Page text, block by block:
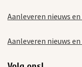
Aanleveren nieuws
Aanleveren nieuws